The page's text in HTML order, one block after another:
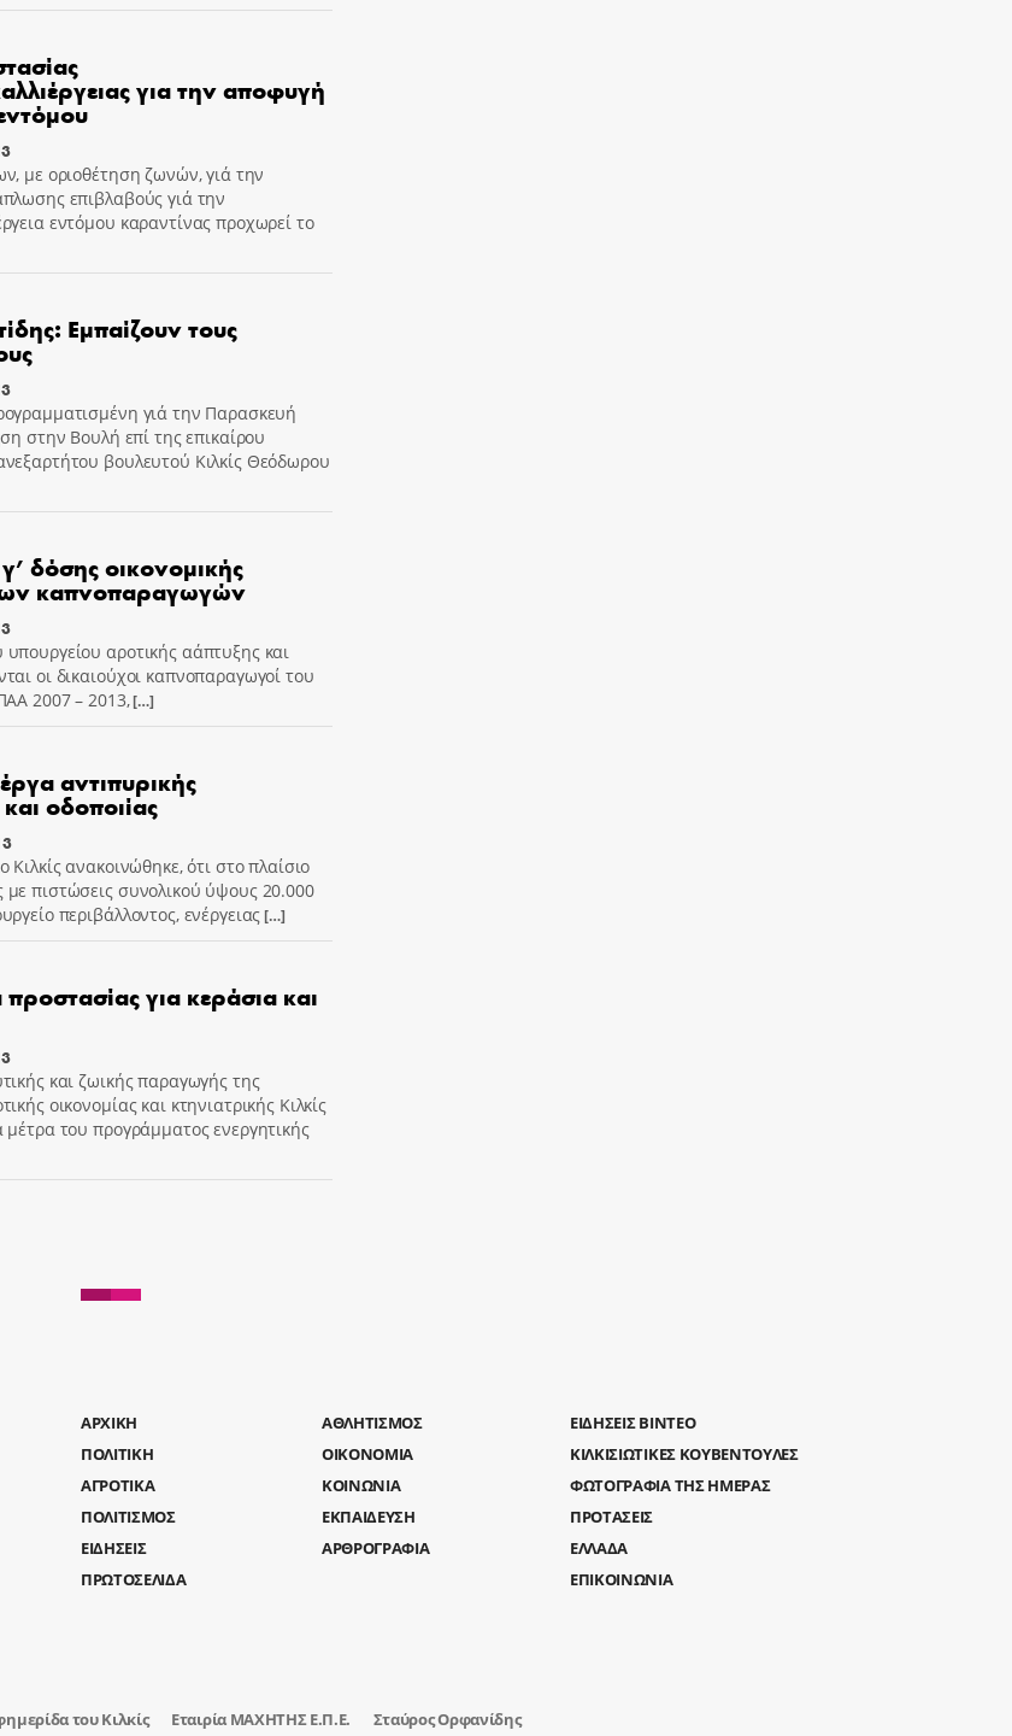
για την αποφυγή
με οριοθέτηση ζωνών, γιά την
επιβλαβούς γιά την
εντόμου καραντίνας προχωρεί το
Εμπαίζουν τους
γιά την Παρασκευή
στην Βουλή επί της επικαίρου
βουλευτού Κιλκίς Θεόδωρου
δόσης οικονομικής
καπνοπαραγωγών
αροτικής αάπτυξης και
οι δικαιούχοι καπνοπαραγωγοί του
2007 – 2013,[…]
αντιπυρικής
οδοποιίας
Κιλκίς ανακοινώθηκε, ότι στο πλαίσιο
πιστώσεις συνολικού ύψους 20.000
περιβάλλοντος, ενέργειας[…]
για κεράσια και
και ζωικής παραγωγής της
οικονομίας και κτηνιατρικής Κιλκίς
μέτρα του προγράμματος ενεργητικής
AΡΧΙΚΗ
ΑΘΛΗΤΙΣΜΟΣ
ΠΟΛΙΤΙΚΗ
ΟΙΚΟΝΟΜΙΑ
ΑΓΡΟΤΙΚΑ
ΚΟΙΝΩΝΙΑ
ΠΟΛΙΤΙΣΜΟΣ
ΕΚΠΑΙΔΕΥΣΗ
ΕΙΔΗΣΕΙΣ
ΑΡΘΡΟΓΡΑΦΙΑ
ΠΡΩΤΟΣΕΛΙΔΑ
ΕΙΔΗΣΕΙΣ ΒΙΝΤΕΟ
ΚΙΛΚΙΣΙΩΤΙΚΕΣ ΚΟΥΒΕΝΤΟΥΛΕΣ
ΦΩΤΟΓΡΑΦΙΑ ΤΗΣ ΗΜΕΡΑΣ
ΠΡΟΤΑΣΕΙΣ
ΕΛΛΑΔΑ
ΕΠΙΚΟΙΝΩΝΙΑ
του Κιλκίς Εταιρία ΜΑΧΗΤΗΣ Ε.Π.Ε. Σταύρος Ορφανίδης